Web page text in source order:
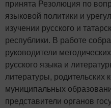
принята Резолюция по
языковой политики и
изучении русского и
республики. В работе
руководители
русского языка и
литературы, родительских
муниципальных
представители органов